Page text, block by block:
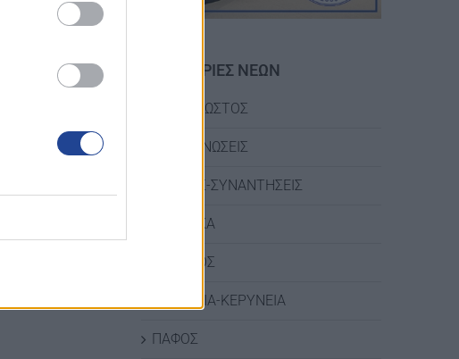
ΚΑΤΗΓΟΡΙΕΣ ΝΕΩΝ
ΑΜΜΟΧΩΣΤΟΣ
ΑΝΑΚΟΙΝΩΣΕΙΣ
ΔΡΑΣΕΙΣ-ΣΥΝΑΝΤΗΣΕΙΣ
ΛΑΡΝΑΚΑ
ΛΕΜΕΣΟΣ
ΛΕΥΚΩΣΙΑ-ΚΕΡΥΝΕΙΑ
ΠΑΦΟΣ